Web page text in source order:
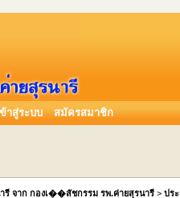
ข้าสู่ระบบ สมัครสมาชิก
รี จาก กองเ��สัชกรรม รพ.ค่ายสุรนารี > ปร